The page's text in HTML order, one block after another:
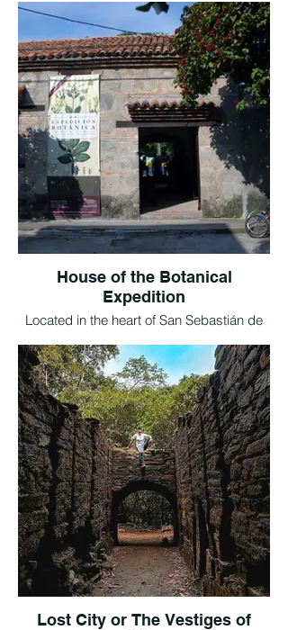
que de Mariquita conducía a la región de
Herbé, paso de indios y de caminantes en
la época colonial, tiene la espadaña. Es un
campanario clásico del arte ibérico.
Tomado de El Tiempo.
House of the Botanical
Expedition
Located in the heart of San Sebastián de
Tolima, lies an old colonial mansion in the
main park of this municipality in the north
of the department. This 18th-century
building is the epitome of José Celestino
Mutis's Second Botanical Expedition. A
taste of the smell is in order.
Lost City or The Vestiges of